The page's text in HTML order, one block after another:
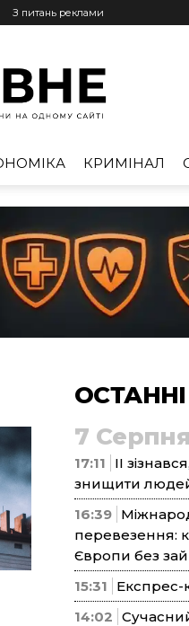
З питань реклами
КРИМІНАЛ
ОСТАННІ
7
17:11
ІІ
знищити людей,
16:39
перевезення:
Європи без
15:31
Експрес-
14:02